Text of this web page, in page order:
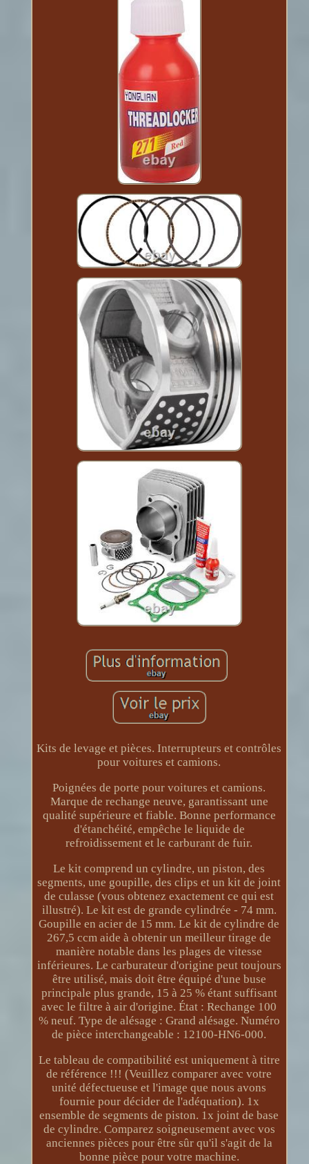
Kits de levage et pièces. Interrupteurs et contrôles
pour voitures et camions.
Poignées de porte pour voitures et camions.
Marque de rechange neuve, garantissant une
qualité supérieure et fiable. Bonne performance
d'étanchéité, empêche le liquide de
refroidissement et le carburant de fuir.
Le kit comprend un cylindre, un piston, des
segments, une goupille, des clips et un kit de joint
de culasse (vous obtenez exactement ce qui est
illustré). Le kit est de grande cylindrée - 74 mm.
Goupille en acier de 15 mm. Le kit de cylindre de
267,5 ccm aide à obtenir un meilleur tirage de
manière notable dans les plages de vitesse
inférieures. Le carburateur d'origine peut toujours
être utilisé, mais doit être équipé d'une buse
principale plus grande, 15 à 25 % étant suffisant
avec le filtre à air d'origine. État : Rechange 100
% neuf. Type de alésage : Grand alésage. Numéro
de pièce interchangeable : 12100-HN6-000.
Le tableau de compatibilité est uniquement à titre
de référence !!! (Veuillez comparer avec votre
unité défectueuse et l'image que nous avons
fournie pour décider de l'adéquation). 1x
ensemble de segments de piston. 1x joint de base
de cylindre. Comparez soigneusement avec vos
anciennes pièces pour être sûr qu'il s'agit de la
bonne pièce pour votre machine.